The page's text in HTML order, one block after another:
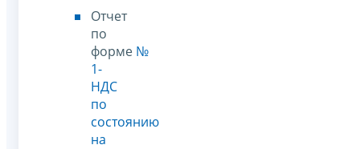
Отчет
по
форме №
1-
НДС
по
состоянию
на